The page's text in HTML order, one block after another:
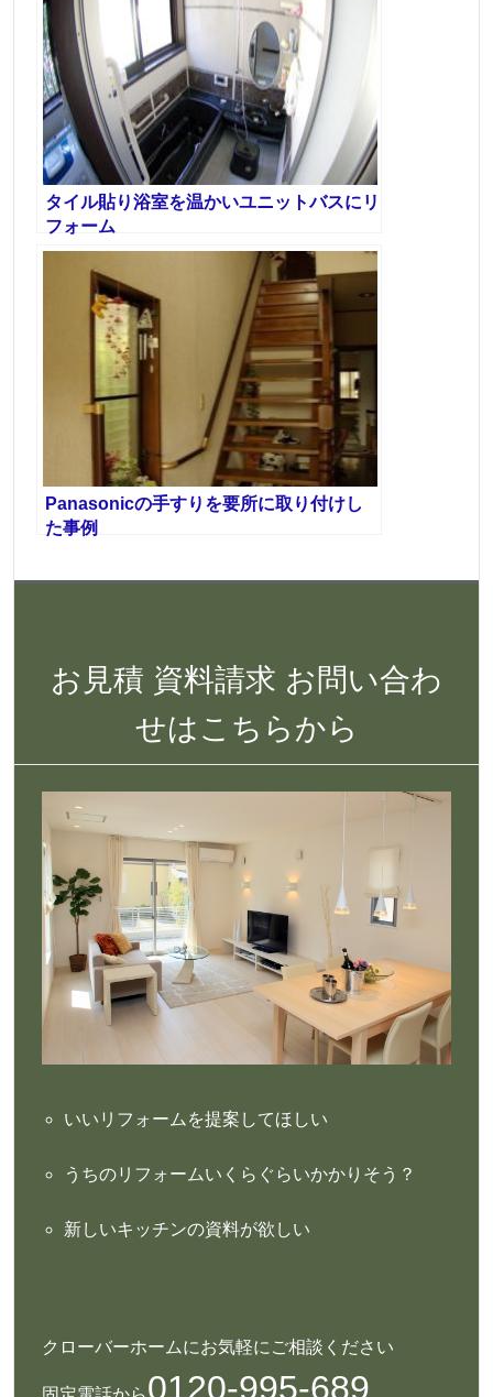
タイル貼り浴室を温かいユニットバスにリ
フォーム
Panasonicの手すりを要所に取り付けし
た事例
お見積 資料請求 お問い合わ
せはこちらから
いいリフォームを提案してほしい
うちのリフォームいくらぐらいかかりそう？
新しいキッチンの資料が欲しい
クローバーホームにお気軽にご相談ください
0120-995-689